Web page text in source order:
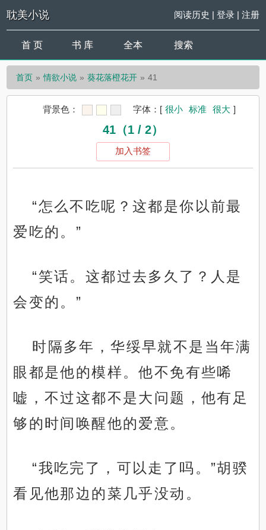
耽美小说 阅读历史 | 登录| 注册
首 页 书 库 全本 搜索
首页 情欲小说 葵花落橙花开 41
背景色： 字体： [ 很小 标准 很大 ]
41（1 / 2）
加入书签
“怎么不吃呢？这都是你以前最
爱吃的。”
“笑话。这都过去多久了？人是
会变的。”
时隔多年，华绥早就不是当年满
眼都是他的模样。他不免有些唏
嘘，不过这都不是大问题，他有足
够的时间唤醒他的爱意。
“我吃完了，可以走了吗。”胡骙
看见他那边的菜几乎没动。